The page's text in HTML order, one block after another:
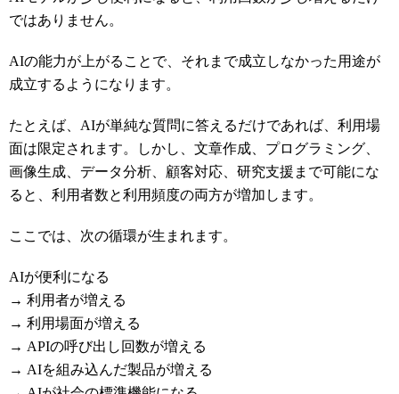
ではありません。
AIの能力が上がることで、それまで成立しなかった用途が
成立するようになります。
たとえば、AIが単純な質問に答えるだけであれば、利用場
面は限定されます。しかし、文章作成、プログラミング、
画像生成、データ分析、顧客対応、研究支援まで可能にな
ると、利用者数と利用頻度の両方が増加します。
ここでは、次の循環が生まれます。
AIが便利になる
→ 利用者が増える
→ 利用場面が増える
→ APIの呼び出し回数が増える
→ AIを組み込んだ製品が増える